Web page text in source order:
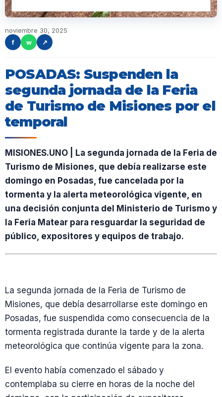
noviembre 30, 2025
f
w ↗
POSADAS: Suspenden la
segunda jornada de la Feria
de Turismo de Misiones por el
temporal
MISIONES.UNO | La segunda jornada de la Feria de
Turismo de Misiones, que debía realizarse este
domingo en Posadas, fue cancelada por la
tormenta y la alerta meteorológica vigente, en
una decisión conjunta del Ministerio de Turismo y
la Feria Matear para resguardar la seguridad de
público, expositores y equipos de trabajo.
La segunda jornada de la Feria de Turismo de
Misiones, que debía desarrollarse este domingo en
Posadas, fue suspendida como consecuencia de la
tormenta registrada durante la tarde y de la alerta
meteorológica que continúa vigente para la zona.
El evento había comenzado el sábado y
contemplaba su cierre en horas de la noche del